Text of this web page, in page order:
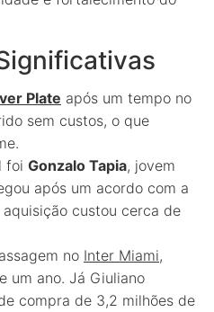
Plate após um tempo no
sem custos, o que
foi Gonzalo Tapia, jovem
após um acordo com a
custou cerca de
no Inter Miami,
um ano. Já Giuliano
compra de 3,2 milhões de